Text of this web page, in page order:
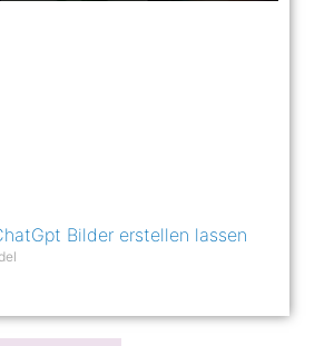
Bilder erstellen lassen